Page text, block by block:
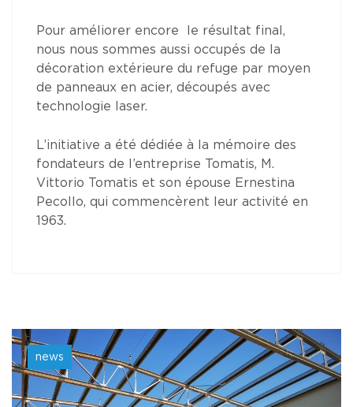
Pour améliorer encore le résultat final,
nous nous sommes aussi occupés de la
décoration extérieure du refuge par moyen
de panneaux en acier, découpés avec
technologie laser.
L’initiative a été dédiée à la mémoire des
fondateurs de l’entreprise Tomatis, M.
Vittorio Tomatis et son épouse Ernestina
Pecollo, qui commencèrent leur activité en
1963.
news